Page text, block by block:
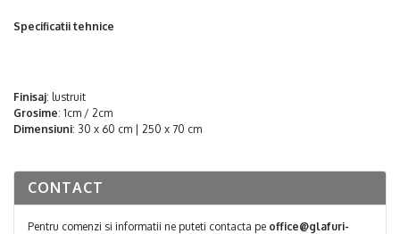
Specificatii tehnice
Finisaj: lustruit
Grosime: 1cm / 2cm
Dimensiuni: 30 x 60 cm | 250 x 70 cm
CONTACT
Pentru comenzi si informatii ne puteti contacta pe office@glafuri-